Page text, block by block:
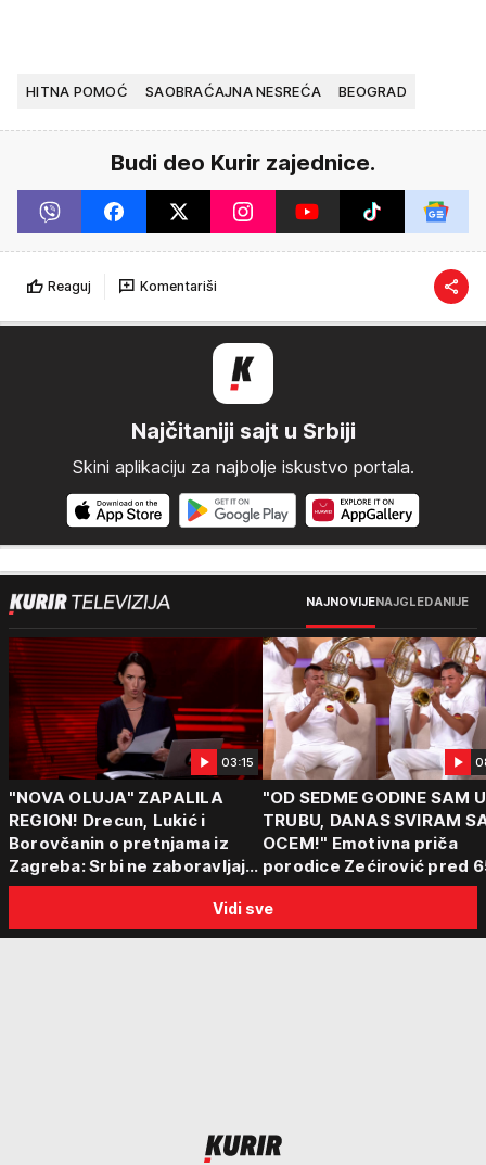
HITNA POMOĆ SAOBRAĆAJNA NESREĆA BEOGRAD
Budi deo Kurir zajednice.
Reaguj Komentariši
Najčitaniji sajt u Srbiji
Skini aplikaciju za najbolje iskustvo portala.
NAJNOVIJENAJGLEDANIJE
03:15
"NOVA OLUJA" ZAPALILA
REGION! Drecun, Lukić i
Borovčanin o pretnjama iz
Zagreba: Srbi ne zaboravljaju
progon
"OD SEDME GODINE SAM
TRUBU, DANAS SVIRAM
OCEM!" Emotivna priča
porodice Zećirović pred
Sabor trubača u Guči
Vidi sve